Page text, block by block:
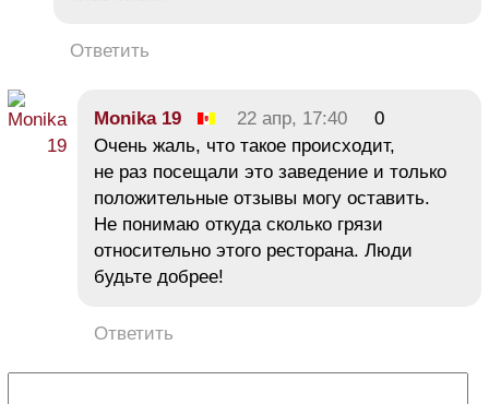
Ответить
Monika 19 22 апр, 17:40
0
Очень жаль, что такое происходит,
не раз посещали это заведение и только
положительные отзывы могу оставить.
Не понимаю откуда сколько грязи
относительно этого ресторана. Люди
будьте добрее!
Ответить